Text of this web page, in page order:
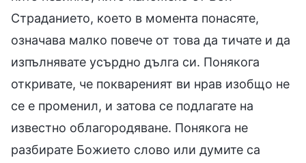
Страданието, което в момента понасяте,
означава малко повече от това да тичате и да
изпълнявате усърдно дълга си. Понякога
откривате, че поквареният ви нрав изобщо не
се е променил, и затова се подлагате на
известно облагородяване. Понякога не
разбирате Божието слово или думите са